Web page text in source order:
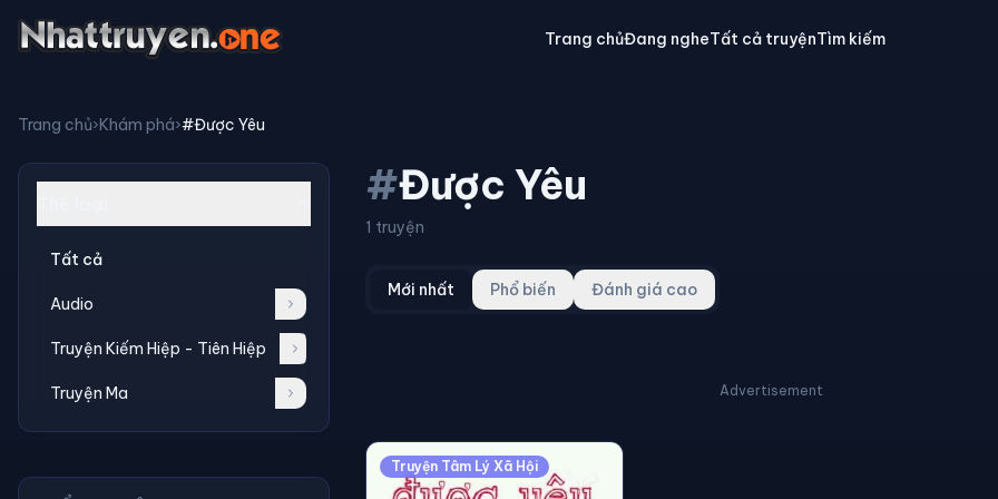
Trang chủĐang ngheTất cả truyệnTìm kiếm
Trang chủ›Khám phá›#Được Yêu
Tất cả
Audio
Truyện Kiếm Hiệp - Tiên Hiệp
Truyện Ma
#Được Yêu
1 truyện
Mới nhất Phổ biến Đánh giá cao
Advertisement
Truyện Tâm Lý Xã Hội